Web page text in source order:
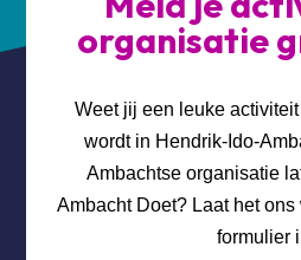
organisatie
Weet jij een leuke
wordt in Hendrik-Ido-
Ambachtse organisatie
Ambacht Doet? Laat het
formulier